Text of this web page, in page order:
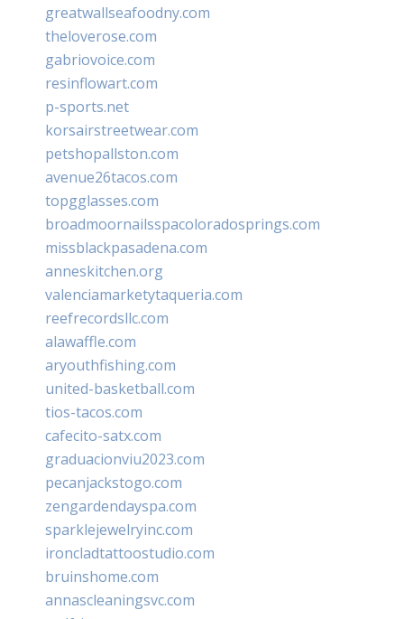
greatwallseafoodny.com
theloverose.com
gabriovoice.com
resinflowart.com
p-sports.net
korsairstreetwear.com
petshopallston.com
avenue26tacos.com
topgglasses.com
broadmoornailsspacoloradosprings.com
missblackpasadena.com
anneskitchen.org
valenciamarketytaqueria.com
reefrecordsllc.com
alawaffle.com
aryouthfishing.com
united-basketball.com
tios-tacos.com
cafecito-satx.com
graduacionviu2023.com
pecanjackstogo.com
zengardendayspa.com
sparklejewelryinc.com
ironcladtattoostudio.com
bruinshome.com
annascleaningsvc.com